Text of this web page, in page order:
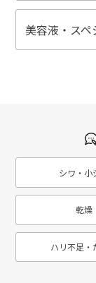
美容液・スペ
シワ・小
乾燥
ハリ不足・